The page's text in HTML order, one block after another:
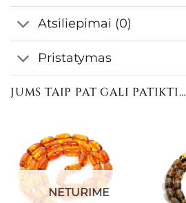
Atsiliepimai (0)
Pristatymas
JUMS TAIP PAT GALI PATIKTI…
NETURIME